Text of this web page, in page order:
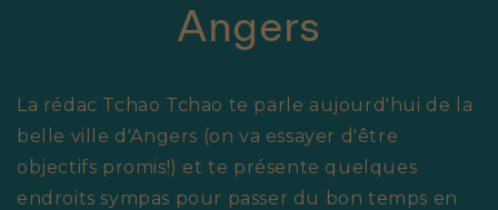
Angers
La rédac Tchao Tchao te parle aujourd'hui de la
belle ville d'Angers (on va essayer d'être
objectifs promis!) et te présente quelques
endroits sympas pour passer du bon temps en